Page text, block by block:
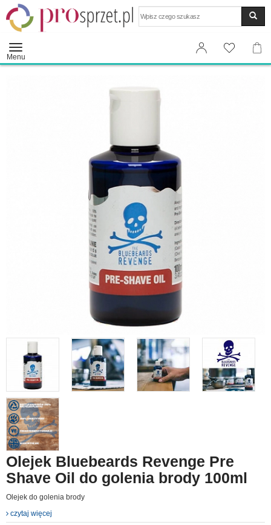
Menu
Olejek Bluebeards Revenge Pre
Shave Oil do golenia brody 100ml
Olejek do golenia brody
czytaj więcej